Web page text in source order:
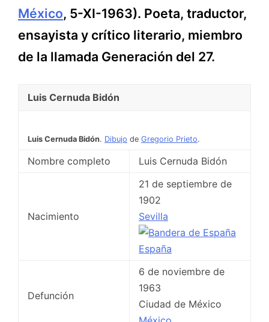
México, 5-XI-1963). Poeta, traductor,
ensayista y crítico literario, miembro
de la llamada Generación del 27.
Luis Cernuda Bidón
Luis Cernuda Bidón. Dibujo de Gregorio Prieto.
Nombre completo Luis Cernuda Bidón
Nacimiento
21 de septiembre de
1902
Sevilla
España
Defunción
6 de noviembre de
1963
Ciudad de México